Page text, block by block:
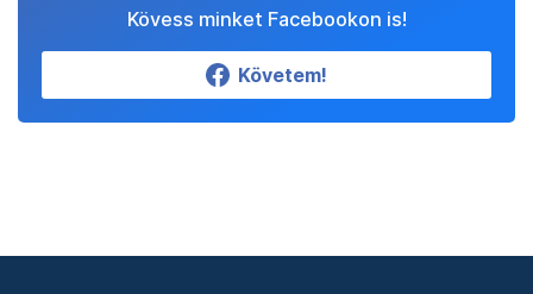
Kövess minket Facebookon is!
Követem!